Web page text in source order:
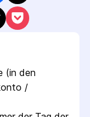
(in den
/